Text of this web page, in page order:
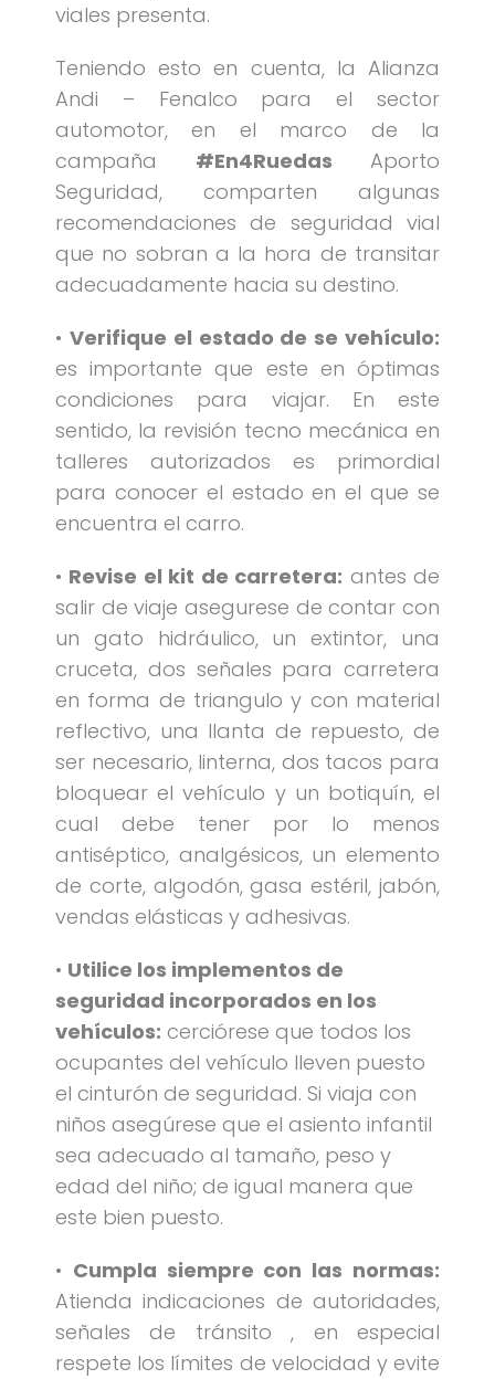
viales presenta.
Teniendo esto en cuenta, la Alianza
Andi – Fenalco para el sector
automotor, en el marco de la
campaña #En4Ruedas Aporto
Seguridad, comparten algunas
recomendaciones de seguridad vial
que no sobran a la hora de transitar
adecuadamente hacia su destino.
• Verifique el estado de se vehículo:
es importante que este en óptimas
condiciones para viajar. En este
sentido, la revisión tecno mecánica en
talleres autorizados es primordial
para conocer el estado en el que se
encuentra el carro.
• Revise el kit de carretera: antes de
salir de viaje asegurese de contar con
un gato hidráulico, un extintor, una
cruceta, dos señales para carretera
en forma de triangulo y con material
reflectivo, una llanta de repuesto, de
ser necesario, linterna, dos tacos para
bloquear el vehículo y un botiquín, el
cual debe tener por lo menos
antiséptico, analgésicos, un elemento
de corte, algodón, gasa estéril, jabón,
vendas elásticas y adhesivas.
• Utilice los implementos de
seguridad incorporados en los
vehículos: cerciórese que todos los
ocupantes del vehículo lleven puesto
el cinturón de seguridad. Si viaja con
niños asegúrese que el asiento infantil
sea adecuado al tamaño, peso y
edad del niño; de igual manera que
este bien puesto.
• Cumpla siempre con las normas:
Atienda indicaciones de autoridades,
señales de tránsito , en especial
respete los límites de velocidad y evite